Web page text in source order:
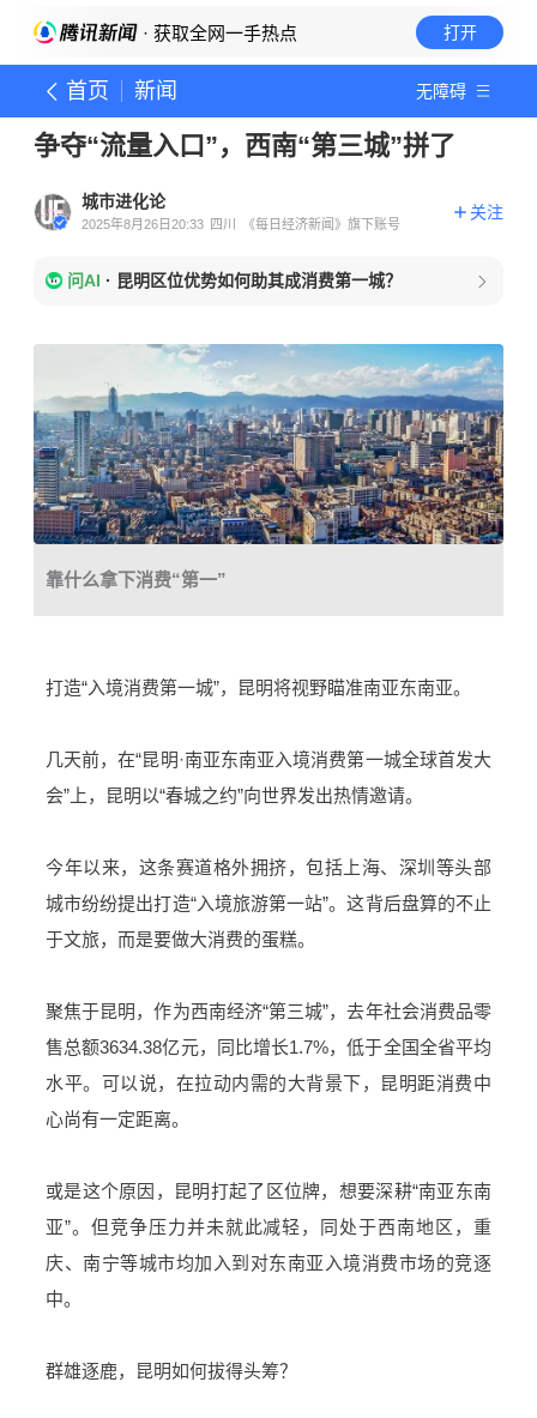
· 获取全网一手热点 打开
首页 新闻 无障碍
争夺“流量入口”，西南“第三城”拼了
城市进化论
2025年8月26日20:33 四川 《每日经济新闻》旗下账号
关注
问AI · 昆明区位优势如何助其成消费第一城？
靠什么拿下消费“第一”
打造“入境消费第一城”，昆明将视野瞄准南亚东南亚。
几天前，在“昆明·南亚东南亚入境消费第一城全球首发大
会”上，昆明以“春城之约”向世界发出热情邀请。
今年以来，这条赛道格外拥挤，包括上海、深圳等头部
城市纷纷提出打造“入境旅游第一站”。这背后盘算的不止
于文旅，而是要做大消费的蛋糕。
聚焦于昆明，作为西南经济“第三城”，去年社会消费品零
售总额3634.38亿元，同比增长1.7%，低于全国全省平均
水平。可以说，在拉动内需的大背景下，昆明距消费中
心尚有一定距离。
或是这个原因，昆明打起了区位牌，想要深耕“南亚东南
亚”。但竞争压力并未就此减轻，同处于西南地区，重
庆、南宁等城市均加入到对东南亚入境消费市场的竞逐
中。
群雄逐鹿，昆明如何拔得头筹？